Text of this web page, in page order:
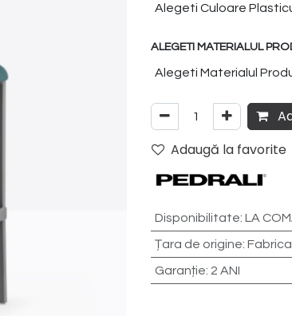
ALEGETI MATERIALUL
Adaugă la favorite
Disponibilitate: LA
Țara de origine:
Garanție: 2 ANI